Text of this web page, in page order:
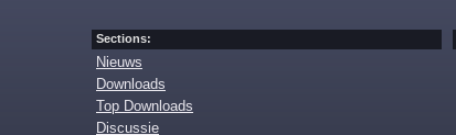
Sections:
Nieuws
Downloads
Top Downloads
Discussie